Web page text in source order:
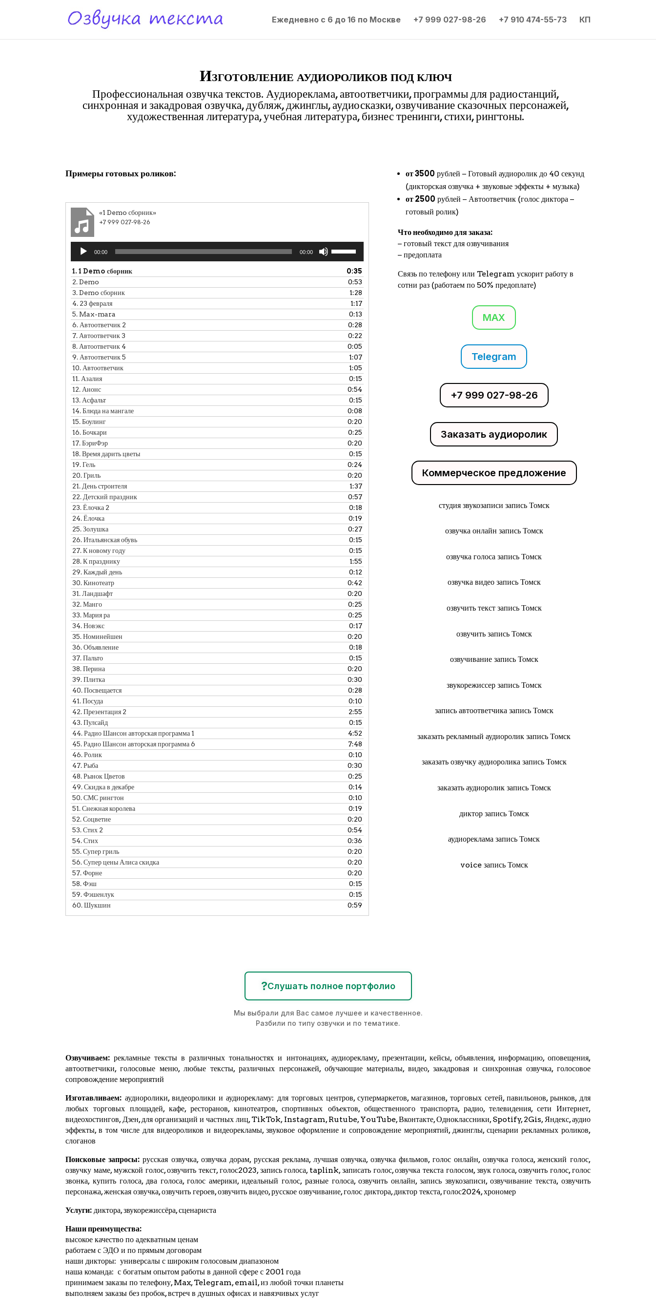
Ежедневно с 6 до 16 по Москве +7 999 027-98-26 +7 910 474-55-73 КП
Изготовление аудиороликов под ключ
Профессиональная озвучка текстов. Аудиореклама, автоответчики, программы для радиостанций,
синхронная и закадровая озвучка, дубляж, джинглы, аудиосказки, озвучивание сказочных персонажей,
художественная литература, учебная литература, бизнес тренинги, стихи, рингтоны.
Примеры готовых роликов:
«1 Demo сборник»
+7 999 027-98-26
Аудиоплеер
00:00 00:00
вверх/
вниз,
чтобы
увеличить
или
уменьшить
громкость.
1.1 Demo сборник
0:35
2.Demo
0:53
3.Demo сборник
1:28
4. 23 февраля
1:17
5. Max-mara
0:13
6.Автоответчик 2
0:28
7.Автоответчик 3
0:22
8.Автоответчик 4
0:05
9.Автоответчик 5
1:07
10.Автоответчик
1:05
11.Азалия
0:15
12.Анонс
0:54
13.Асфальт
0:15
14.Блюда на мангале
0:08
15.Боулинг
0:20
16.Бочкари
0:25
17.БэриФэр
0:20
18.Время дарить цветы
0:15
19.Гель
0:24
20.Гриль
0:20
21.День строителя
1:37
22.Детский праздник
0:57
23.Ёлочка 2
0:18
24.Ёлочка
0:19
25.Золушка
0:27
26.Итальянская обувь
0:15
27.К новому году
0:15
28.К празднику
1:55
29.Каждый день
0:12
30.Кинотеатр
0:42
31.Ландшафт
0:20
32.Манго
0:25
33.Мария ра
0:25
34.Новэкс
0:17
35.Номинейшен
0:20
36.Объявление
0:18
37.Пальто
0:15
38.Перина
0:20
39.Плитка
0:30
40.Посвещается
0:28
41.Посуда
0:10
42.Презентация 2
2:55
43.Пулсайд
0:15
44.Радио Шансон авторская программа 1
4:52
45.Радио Шансон авторская программа 6
7:48
46.Ролик
0:10
47.Рыба
0:30
48.Рынок Цветов
0:25
49.Скидка в декабре
0:14
50.СМС рингтон
0:10
51.Снежная королева
0:19
52.Соцветие
0:20
53.Стих 2
0:54
54.Стих
0:36
55.Супер гриль
0:20
56.Супер цены Алиса скидка
0:20
57.Форне
0:20
58.Фэш
0:15
59.Фэшенлук
0:15
60.Шукшин 0:59
от 3500 рублей − Готовый аудиоролик до 40 секунд
(дикторская озвучка + звуковые эффекты + музыка)
от 2500 рублей − Автоответчик (голос диктора −
готовый ролик)
Что необходимо для заказа:
− готовый текст для озвучивания
− предоплата
Связь по телефону или Telegram ускорит работу в
сотни раз (работаем по 50% предоплате)
MAX
Telegram
+7 999 027-98-26
Заказать аудиоролик
Коммерческое предложение
студия звукозаписи запись Томск
озвучка онлайн запись Томск
озвучка голоса запись Томск
озвучка видео запись Томск
озвучить текст запись Томск
озвучить запись Томск
озвучивание запись Томск
звукорежиссер запись Томск
запись автоответчика запись Томск
заказать рекламный аудиоролик запись Томск
заказать озвучку аудиоролика запись Томск
заказать аудиоролик запись Томск
диктор запись Томск
аудиореклама запись Томск
voice запись Томск
?Слушать полное портфолио
Мы выбрали для Вас самое лучшее и качественное.
Разбили по типу озвучки и по тематике.
Озвучиваем: рекламные тексты в различных тональностях и интонациях, аудиорекламу, презентации, кейсы, объявления, информацию, оповещения,
автоответчики, голосовые меню, любые тексты, различных персонажей, обучающие материалы, видео, закадровая и синхронная озвучка, голосовое
сопровождение мероприятий
Изготавливаем: аудиоролики, видеоролики и аудиорекламу: для торговых центров, супермаркетов, магазинов, торговых сетей, павильонов, рынков, для
любых торговых площадей, кафе, ресторанов, кинотеатров, спортивных объектов, общественного транспорта, радио, телевидения, сети Интернет,
видеохостингов,Дзен, для организаций и частных лиц,TikTok, Instagram,Rutube,YouTube,Вконтакте, Одноклассники, Spotify,2Gis,Яндекс, аудио
эффекты, в том числе для видеороликов и видеорекламы, звуковое оформление и сопровождение мероприятий, джинглы, сценарии рекламных роликов,
слоганов
Поисковые запросы:русская озвучка, озвучка дорам, русская реклама, лучшая озвучка, озвучка фильмов, голос онлайн, озвучка голоса, женский голос,
озвучку маме, мужской голос, озвучить текст, голос2023, запись голоса, taplink, записать голос, озвучка текста голосом, звук голоса, озвучить голос, голос
звонка, купить голоса, два голоса, голос америки, идеальный голос, разные голоса, озвучить онлайн, запись звукозаписи, озвучивание текста, озвучить
персонажа, женская озвучка, озвучить героев, озвучить видео, русское озвучивание, голос диктора, диктор текста, голос2024,хрономер
Услуги: диктора, звукорежиссёра, сценариста
Наши преимущества:
высокое качество по адекватным ценам
работаем с ЭДО и по прямым договорам
наши дикторы: универсалы с широким голосовым диапазоном
наша команда: с богатым опытом работы в данной сфере с 2001 года
принимаем заказы по телефону, Max,Telegram, email, из любой точки планеты
выполняем заказы без пробок, встреч в душных офисах и навязчивых услуг